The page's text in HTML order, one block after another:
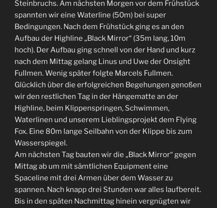
Steinbruchs. Am nächsten Morgen vor dem Frühstück
spannten wir eine Waterline (50m) bei super
Bedingungen. Nach dem Frühstück ging es an den
Aufbau der Highline „Black Mirror“ (35m lang, 10m
hoch). Der Aufbau ging schnell von der Hand und kurz
nach dem Mittag gelang Linus und Uwe der Onsight
Fullmen. Wenig später folgte Marcels Fullmen.
Glücklich über die erfolgreichen Begehungen genoßen
wir den restlichen Tag in der Hängematte an der
Highline, beim Klippenspringen, Schwimmen,
Waterlinen und unserem Lieblingsprojekt dem Flying
Fox. Eine 80m lange Seilbahn von der Klippe bis zum
Wasserspiegel.
Am nächsten Tag bauten wir die „Black Mirror“ gegen
Mittag ab um mit sämtlichen Equipment eine
Spaceline mit drei Armen über dem Wasser zu
spannen. Nach knapp drei Stunden war alles laufbereit.
Bis in den späten Nachmittag hinein vergnügten wir